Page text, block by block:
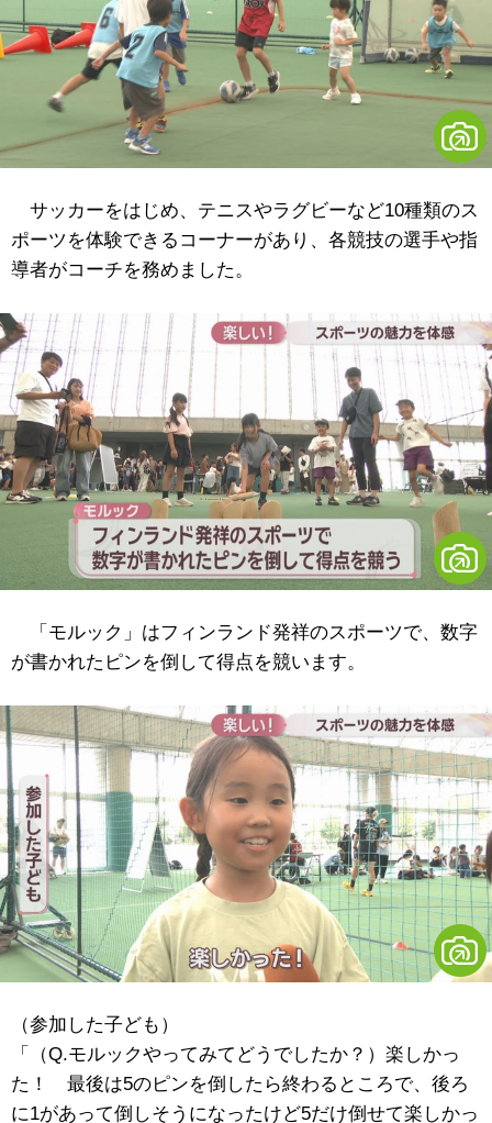
サッカーをはじめ、テニスやラグビーなど10種類のス
ポーツを体験できるコーナーがあり、各競技の選手や指
導者がコーチを務めました。
「モルック」はフィンランド発祥のスポーツで、数字
が書かれたピンを倒して得点を競います。
（参加した子ども）
「（Q.モルックやってみてどうでしたか？）楽しかっ
た！ 最後は5のピンを倒したら終わるところで、後ろ
に1があって倒しそうになったけど5だけ倒せて楽しかっ